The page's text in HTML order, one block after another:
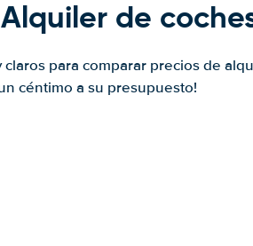
de
para comparar precios de
céntimo a su presupuesto!